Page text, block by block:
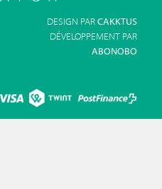
DESIGN PARCAKKTUS
DÉVELOPPEMENT PAR
ABONOBO